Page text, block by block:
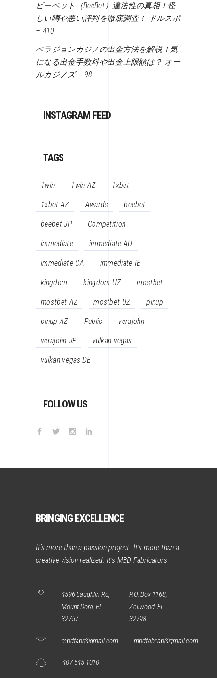
ビーベット（BeeBet）違法性の真相！怪
しい噂や悪い評判を徹底調査！ ドルスポ
– 410
ベラジョンカジノの出金方法を解説！気
になる出金手数料や出金上限額は？ オー
ルカジノズ – 98
INSTAGRAM FEED
TAGS
1win 1win AZ 1xbet
1xbet AZ Awards beebet
beebet JP Competition
immediate immediate AU
immediate CA immediate IE
kingdom kingdom UZ mostbet
mostbet AZ mostbet UZ pinup
pinup AZ Public verajohn
verajohn JP vulkan vegas
vulkan vegas DE
FOLLOW US
BRINGING EXCELLENCE
It’s more than a passion project. It’s more than a
creative vision realized. It’s MBD Fabricators
4596 Laughlin Rd,
Mount Dora, FL
32757
P.O. Box 1168,
Zellwood, FL
32798
mbdfabr@gmail.com mbdfabr.ap@gmail.com
407 545 1010